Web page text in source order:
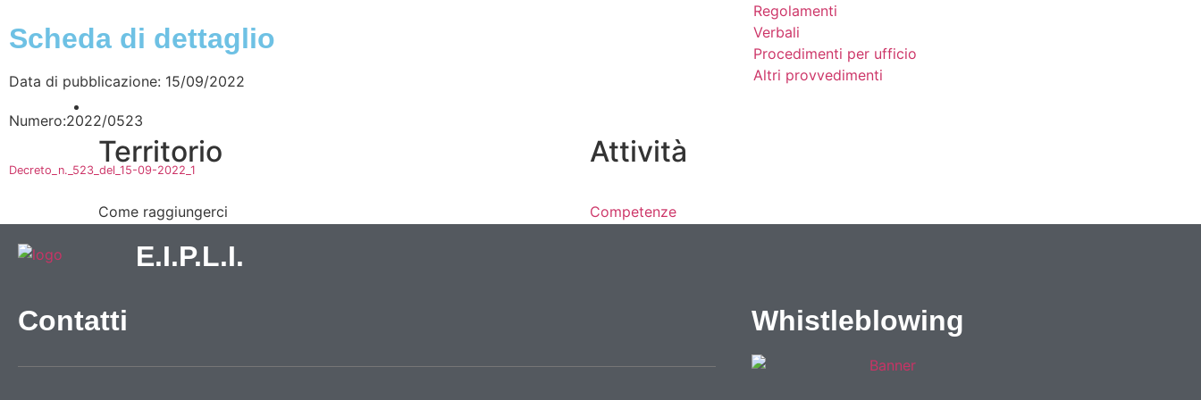
Regolamenti
Verbali
Procedimenti per ufficio
Altri provvedimenti
Territorio
Come raggiungerci
Attività
Competenze
Cantieri
Scheda di dettaglio
Data di pubblicazione: 15/09/2022
Numero:2022/0523
Decreto_n._523_del_15-09-2022_1
E.I.P.L.I.
Contatti
Whistleblowing